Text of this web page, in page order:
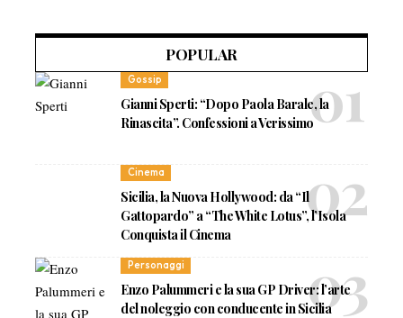
POPULAR
Gossip
Gianni Sperti: “Dopo Paola Barale, la
Rinascita”. Confessioni a Verissimo
Cinema
Sicilia, la Nuova Hollywood: da “Il
Gattopardo” a “The White Lotus”, l’Isola
Conquista il Cinema
Personaggi
Enzo Palummeri e la sua GP Driver: l’arte
del noleggio con conducente in Sicilia